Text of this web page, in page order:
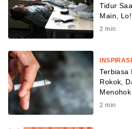
Tidur
Main, Lo!
2 min
Terbiasa
Rokok,
Menohok
2 min